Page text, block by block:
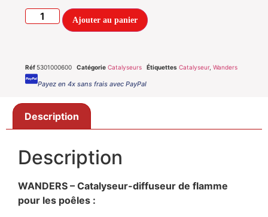
Ajouter au panier
Réf 5301000600 Catégorie Catalyseurs Étiquettes Catalyseur, Wanders
Payez en 4x sans frais avec PayPal
Description
Description
WANDERS – Catalyseur-diffuseur de flamme
pour les poêles :